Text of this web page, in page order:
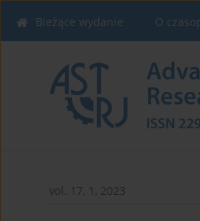
Bieżące wydanie O
vol. 17, 1, 2023